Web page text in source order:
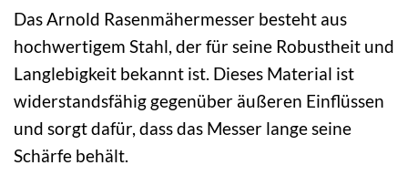
Das Arnold Rasenmähermesser besteht aus
hochwertigem Stahl, der für seine Robustheit und
Langlebigkeit bekannt ist. Dieses Material ist
widerstandsfähig gegenüber äußeren Einflüssen
und sorgt dafür, dass das Messer lange seine
Schärfe behält.